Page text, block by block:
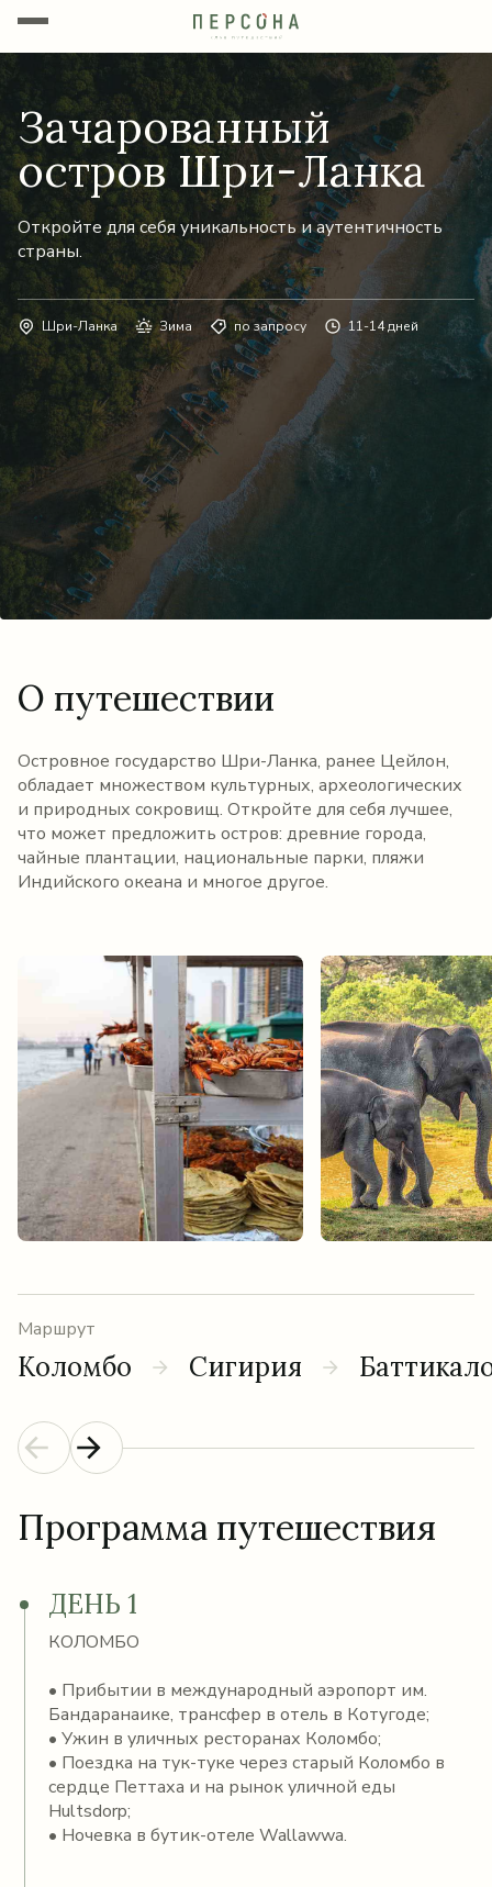
Зачарованный
остров Шри-Ланка
Откройте для себя уникальность и аутентичность
страны.
Шри-Ланка Зима по запросу 11-14 дней
О путешествии
Островное государство Шри-Ланка, ранее Цейлон,
обладает множеством культурных, археологических
и природных сокровищ. Откройте для себя лучшее,
что может предложить остров: древние города,
чайные плантации, национальные парки, пляжи
Индийского океана и многое другое.
Маршрут
Коломбо Сигирия
Программа путешествия
ДЕНЬ 1
КОЛОМБО
• Прибытии в международный аэропорт им.
Бандаранаике, трансфер в отель в Котугоде;
• Ужин в уличных ресторанах Коломбо;
• Поездка на тук-туке через старый Коломбо в
сердце Петтаха и на рынок уличной еды
Hultsdorp;
• Ночевка в бутик-отеле Wallawwa.